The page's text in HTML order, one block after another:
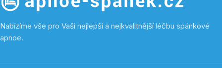
Nabízíme vše pro Vaši nejlepší a nejkvalitnější léčbu spánkové
apnoe.